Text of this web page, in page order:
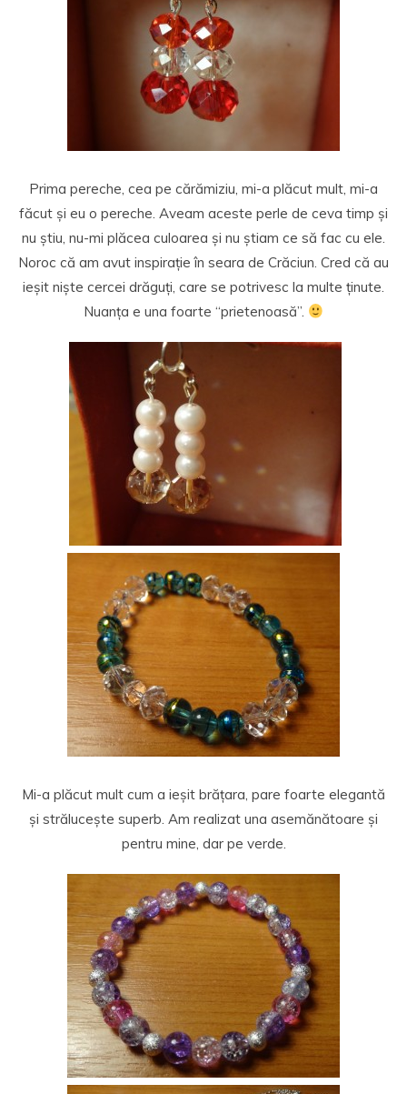
Prima pereche, cea pe cărămiziu, mi-a plăcut mult, mi-a
făcut și eu o pereche. Aveam aceste perle de ceva timp și
nu știu, nu-mi plăcea culoarea și nu știam ce să fac cu ele.
Noroc că am avut inspirație în seara de Crăciun. Cred că au
ieșit niște cercei drăguți, care se potrivesc la multe ținute.
Nuanța e una foarte “prietenoasă”.
Mi-a plăcut mult cum a ieșit brățara, pare foarte elegantă
și strălucește superb. Am realizat una asemănătoare și
pentru mine, dar pe verde.